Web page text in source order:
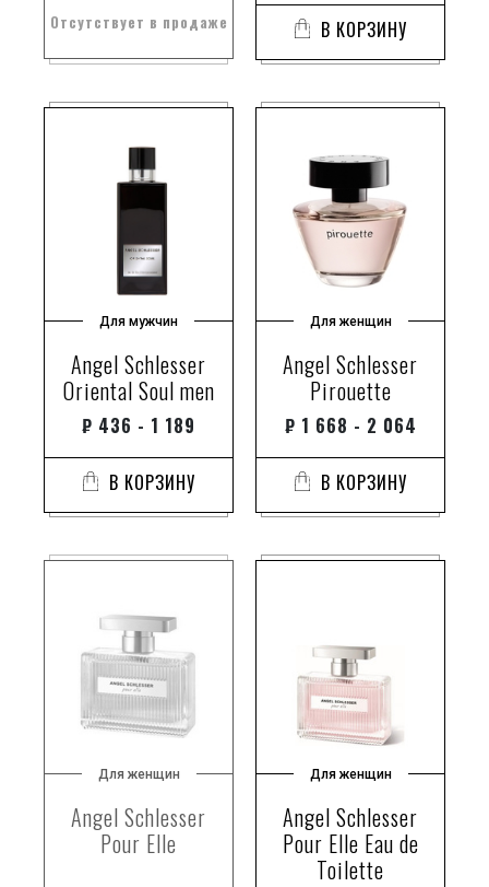
Отсутствует в продаже В КОРЗИНУ
Для мужчин
Angel Schlesser
Oriental Soul men
₽ 436 - 1 189
В КОРЗИНУ
Для женщин
Angel Schlesser
Pirouette
₽ 1 668 - 2 064
В КОРЗИНУ
Для женщин
Angel Schlesser
Pour Elle
Для женщин
Angel Schlesser
Pour Elle Eau de
Toilette